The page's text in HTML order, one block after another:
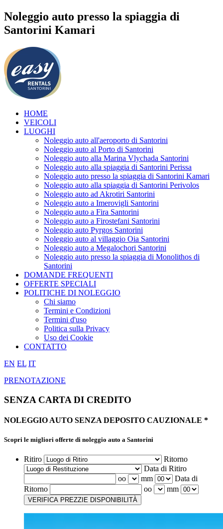
Noleggio auto presso la spiaggia di
Santorini Kamari
HOME
VEICOLI
LUOGHI
Noleggio auto all'aeroporto di Santorini
Noleggio auto al Porto di Santorini
Noleggio auto alla Marina Vlychada Santorini
Noleggio auto alla spiaggia di Santorini Perissa
Noleggio auto presso la spiaggia di Santorini Kamari
Noleggio auto alla spiaggia di Santorini Perivolos
Noleggio auto ad Akrotiri Santorini
Noleggio auto a Imerovigli Santorini
Noleggio auto a Fira Santorini
Noleggio auto a Firostefani Santorini
Noleggio auto Pyrgos Santorini
Noleggio auto al villaggio Oia Santorini
Noleggio auto a Megalochori Santorini
Noleggio auto presso la spiaggia di Monolithos di
Santorini
DOMANDE FREQUENTI
OFFERTE SPECIALI
POLITICHE DI NOLEGGIO
Chi siamo
Termini e Condizioni
Termini d'uso
Politica sulla Privacy
Uso dei Cookie
CONTATTO
EN EL IT
PRENOTAZIONE
SENZA CARTA DI CREDITO
NOLEGGIO AUTO SENZA DEPOSITO CAUZIONALE *
Scopri le migliori offerte di noleggio auto a Santorini
Ritiro
Ritorno
Data di Ritiro
oo
mm
Data di
Ritorno
oo mm
VERIFICA PREZZI E DISPONIBILITÀ